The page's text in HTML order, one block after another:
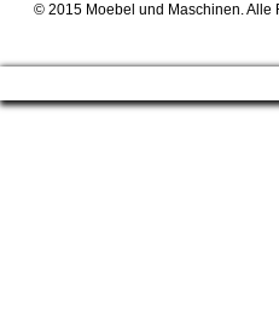
© 2015 Moebel und Maschinen. Alle